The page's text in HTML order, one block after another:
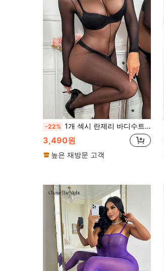
-22% 1개 섹시 란제리 바디수트, 시스루 타이트 바디수트
3,490원
높은 재방문 고객